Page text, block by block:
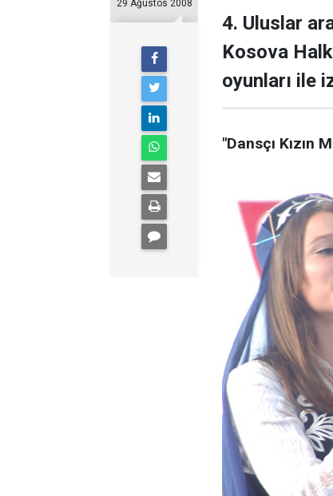
29 Ağustos 2008
4. Uluslar
Kosova
oyunları ile
"Dansçı Kızın